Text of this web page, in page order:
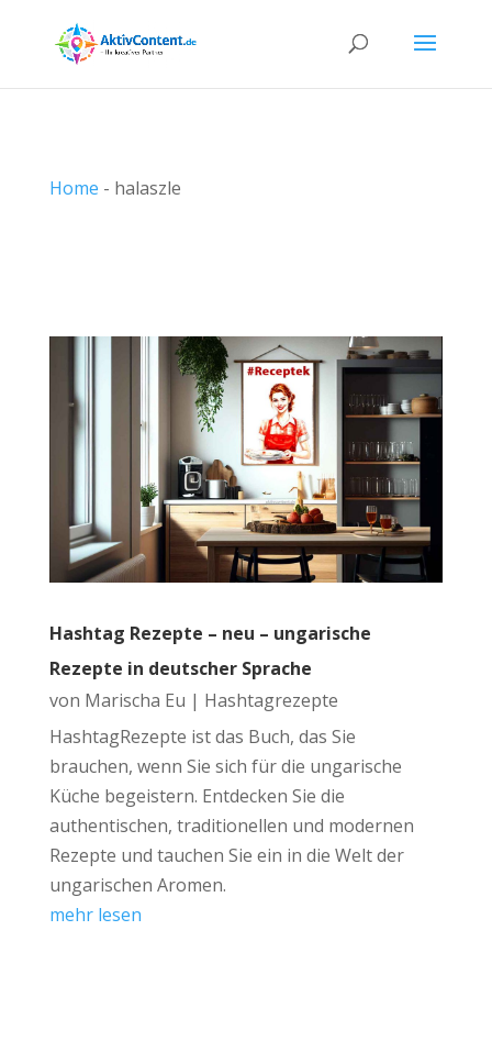
Home - halaszle
Hashtag Rezepte – neu – ungarische
Rezepte in deutscher Sprache
von Marischa Eu | Hashtagrezepte
HashtagRezepte ist das Buch, das Sie
brauchen, wenn Sie sich für die ungarische
Küche begeistern. Entdecken Sie die
authentischen, traditionellen und modernen
Rezepte und tauchen Sie ein in die Welt der
ungarischen Aromen.
mehr lesen